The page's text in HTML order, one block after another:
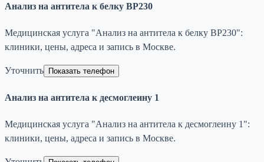
Анализ на антитела к белку BP230
Медицинская услуга "Анализ на антитела к белку BP230":
клиники, цены, адреса и запись в Москве.
Уточнить Показать телефон
Анализ на антитела к десмоглеину 1
Медицинская услуга "Анализ на антитела к десмоглеину 1":
клиники, цены, адреса и запись в Москве.